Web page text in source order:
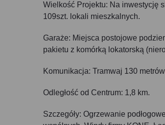
Wielkość Projektu: Na inwestycję
109szt. lokali mieszkalnych.
Garaże: Miejsca postojowe
pakietu z komórką lokatorską
Komunikacja: Tramwaj 130
Odległość od Centrum: 1,8 km.
Szczegóły: Ogrzewanie